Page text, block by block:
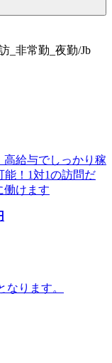
_非常勤_夜勤/Jb
高給与でしっかり稼
能！1対1の訪問だ
働けます
ります。